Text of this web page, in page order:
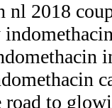
nl 2018
to